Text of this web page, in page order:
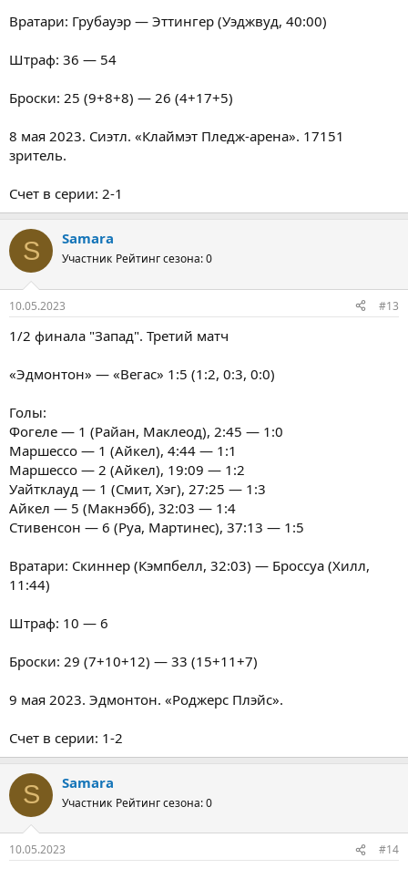
Вратари: Грубауэр — Эттингер (Уэджвуд, 40:00)
Штраф: 36 — 54
Броски: 25 (9+8+8) — 26 (4+17+5)
8 мая 2023. Сиэтл. «Клаймэт Пледж-арена». 17151
зритель.
Счет в серии: 2-1
S Samara
Участник Рейтинг сезона: 0
10.05.2023 #13
1/2 финала "Запад". Третий матч
«Эдмонтон» — «Вегас» 1:5 (1:2, 0:3, 0:0)
Голы:
Фогеле — 1 (Райан, Маклеод), 2:45 — 1:0
Маршессо — 1 (Айкел), 4:44 — 1:1
Маршессо — 2 (Айкел), 19:09 — 1:2
Уайтклауд — 1 (Смит, Хэг), 27:25 — 1:3
Айкел — 5 (Макнэбб), 32:03 — 1:4
Стивенсон — 6 (Руа, Мартинес), 37:13 — 1:5
Вратари: Скиннер (Кэмпбелл, 32:03) — Броссуа (Хилл,
11:44)
Штраф: 10 — 6
Броски: 29 (7+10+12) — 33 (15+11+7)
9 мая 2023. Эдмонтон. «Роджерс Плэйс».
Счет в серии: 1-2
S Samara
Участник Рейтинг сезона: 0
10.05.2023 #14